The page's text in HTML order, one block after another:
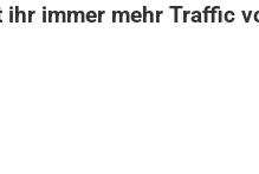
ihr immer mehr Traffic